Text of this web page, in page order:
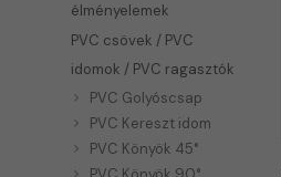
élményelemek
PVC csövek / PVC
idomok / PVC ragasztók
PVC Golyóscsap
PVC Kereszt idom
PVC Könyök 45°